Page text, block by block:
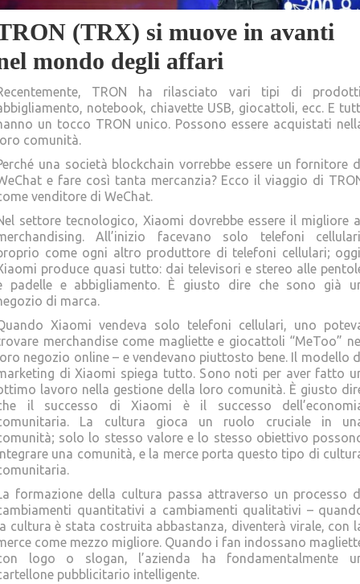
(TRX) si muove in avanti
mondo degli affari
TRON ha rilasciato vari tipi di
notebook, chiavette USB, giocattoli, ecc. E
un tocco TRON unico. Possono essere acquistati
comunità.
una società blockchain vorrebbe essere un fornitore
e fare così tanta mercanzia? Ecco il viaggio di
venditore di WeChat.
settore tecnologico, Xiaomi dovrebbe essere il migliore
All’inizio facevano solo telefoni
come ogni altro produttore di telefoni cellulari;
produce quasi tutto: dai televisori e stereo alle
padelle e abbigliamento. È giusto dire che sono già
di marca.
Xiaomi vendeva solo telefoni cellulari, uno
merchandise come magliette e giocattoli “MeToo”
negozio online – e vendevano piuttosto bene. Il modello
di Xiaomi spiega tutto. Sono noti per aver fatto
lavoro nella gestione della loro comunità. È giusto
il successo di Xiaomi è il successo
La cultura gioca un ruolo cruciale in
solo lo stesso valore e lo stesso obiettivo
una comunità, e la merce porta questo tipo di
formazione della cultura passa attraverso un processo
quantitativi a cambiamenti qualitativi –
cultura è stata costruita abbastanza, diventerà virale, con
come mezzo migliore. Quando i fan indossano
logo o slogan, l’azienda ha fondamentalmente
pubblicitario intelligente.